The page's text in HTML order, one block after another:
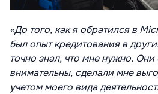
«До того, как я обратился в
был опыт кредитования в
точно знал, что мне нужно.
внимательны, сделали мне
учетом моего вида